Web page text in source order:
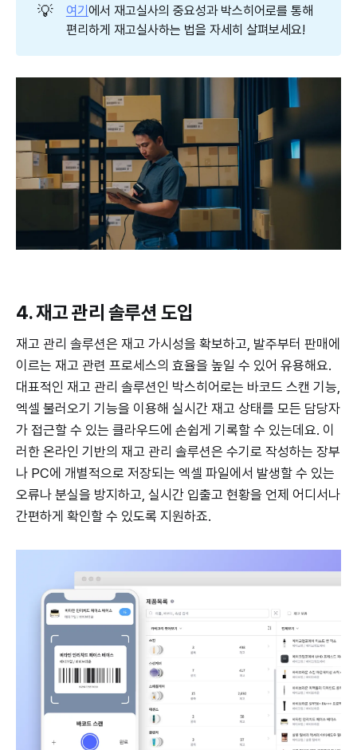
💡 여기 에서 재고실사의 중요성과 박스히어로를 통해
편리하게 재고실사하는 법을 자세히 살펴보세요!
4. 재고 관리 솔루션 도입
재고 관리 솔루션은 재고 가시성을 확보하고, 발주부터 판매에
이르는 재고 관련 프로세스의 효율을 높일 수 있어 유용해요.
대표적인 재고 관리 솔루션인 박스히어로는 바코드 스캔 기능,
엑셀 불러오기 기능을 이용해 실시간 재고 상태를 모든 담당자
가 접근할 수 있는 클라우드에 손쉽게 기록할 수 있는데요. 이
러한 온라인 기반의 재고 관리 솔루션은 수기로 작성하는 장부
나 PC에 개별적으로 저장되는 엑셀 파일에서 발생할 수 있는
오류나 분실을 방지하고, 실시간 입출고 현황을 언제 어디서나
간편하게 확인할 수 있도록 지원하죠.